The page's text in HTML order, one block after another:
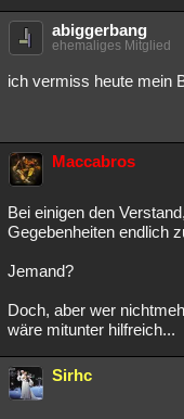
abiggerbang
ehemaliges Mitglied
ich vermiss heute mein
Maccabros
Bei einigen den
Gegebenheiten endlich
Jemand?
Doch, aber wer
wäre mitunter hilfreich...
Sirhc